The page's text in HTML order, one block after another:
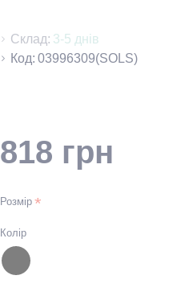
Склад: 3-5 днів
Код: 03996309(SOLS)
818 грн
Розмір
Колір